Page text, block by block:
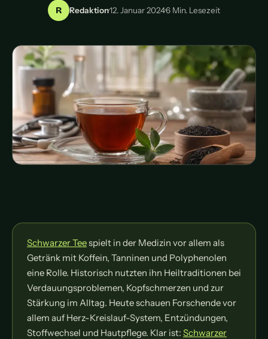
R Redaktion·12. Januar 2024·6 Min. Lesezeit
Schwarzer Teespielt in der Medizin vor allem als
Getränk mit Koffein, Tanninen und Polyphenolen
eine Rolle. Historisch nutzten ihn Heiltraditionen bei
Verdauungsproblemen, Kopfschmerzen und zur
Stärkung im Alltag. Heute schauen Forschende vor
allem auf Herz-Kreislauf-System, Entzündungen,
Stoffwechsel und Hautpflege. Klar ist: Schwarzer